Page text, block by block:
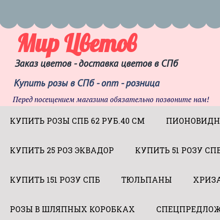
Мир Цветов
Заказ цветов - доставка цветов в СПб
Купить розы в СПб - опт - розница
Перед посещением магазина обязательно позвоните нам!
КУПИТЬ РОЗЫ СПБ 62 РУБ.40 СМ
КУПИТЬ 25 РОЗ ЭКВАДОР КУПИТЬ 51 РОЗУ
КУПИТЬ 151 РОЗУ СПБ ТЮЛЬПАНЫ
РОЗЫ В ШЛЯПНЫХ КОРОБКАХ